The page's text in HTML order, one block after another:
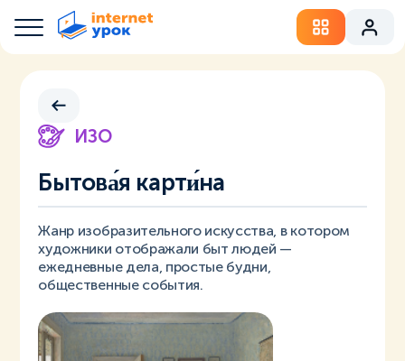
ИЗО
Бытова́я карти́на
Жанр изобразительного искусства, в котором
художники отображали быт людей —
ежедневные дела, простые будни,
общественные события.